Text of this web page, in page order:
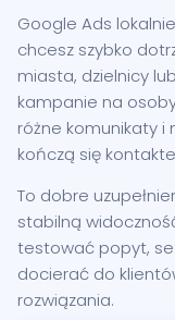
Google Ads
chcesz szybko
miasta, dzielnicy
kampanie na
różne komunikaty i
kończą się
To dobre
stabilną
testować popyt,
docierać do
rozwiązania.